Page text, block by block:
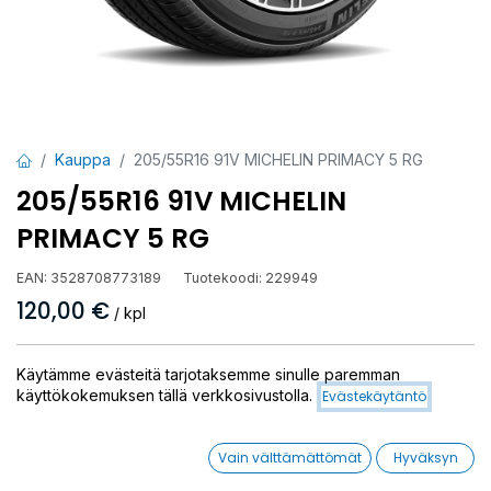
Kauppa 205/55R16 91V MICHELIN PRIMACY 5 RG
205/55R16 91V MICHELIN
PRIMACY 5 RG
EAN: 3528708773189 Tuotekoodi: 229949
120,00 € / kpl
Toimittajilla (kotimaa):Saatavilla
Toimitusaika:3 arkipäivää
Käytämme evästeitä tarjotaksemme sinulle paremman
käyttökokemuksen tällä verkkosivustolla. Evästekäytäntö
Vain välttämättömät Hyväksyn